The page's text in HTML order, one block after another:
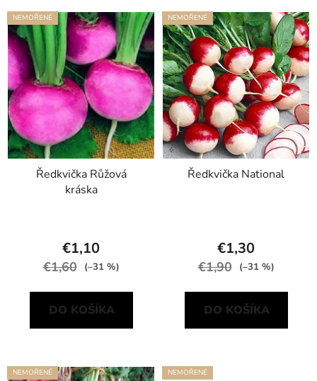
V
ý
p
i
s
p
r
o
d
NEMOŘENÉ
Ředkvička Růžová
kráska
€1,10
€1,60 (–31 %)
DO KOŠÍKA
NEMOŘENÉ
Ředkvička National
€1,30
€1,90 (–31 %)
DO KOŠÍKA
NEMOŘENÉ NEMOŘENÉ